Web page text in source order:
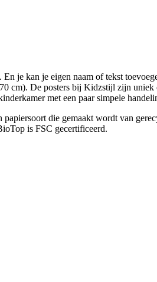
je kan je eigen naam of tekst
cm). De posters bij Kidzstijl zijn
met een paar simpele
die gemaakt wordt van
is FSC gecertificeerd.